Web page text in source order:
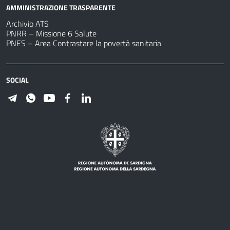
AMMINISTRAZIONE TRASPARENTE
Archivio ATS
PNRR – Missione 6 Salute
PNES – Area Contrastare la povertà sanitaria
SOCIAL